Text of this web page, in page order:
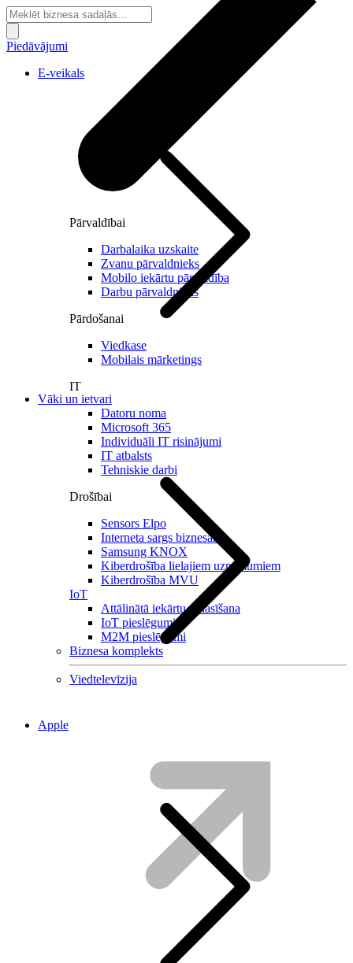
Pārvaldībai
Darbalaika uzskaite
Zvanu pārvaldnieks
Mobilo iekārtu pārvaldība
Darbu pārvaldnieks
Pārdošanai
Viedkase
Mobilais mārketings
IT
Datoru noma
Microsoft 365
Individuāli IT risinājumi
IT atbalsts
Tehniskie darbi
Drošībai
Sensors Elpo
Interneta sargs biznesam
Samsung KNOX
Kiberdrošība lielajiem uzņēmumiem
Kiberdrošība MVU
IoT
Attālinātā iekārtu nolasīšana
IoT pieslēgumi
M2M pieslēgumi
Biznesa komplekts
Viedtelevīzija
Piedāvājumi
E-veikals
Vāki un ietvari
Apple